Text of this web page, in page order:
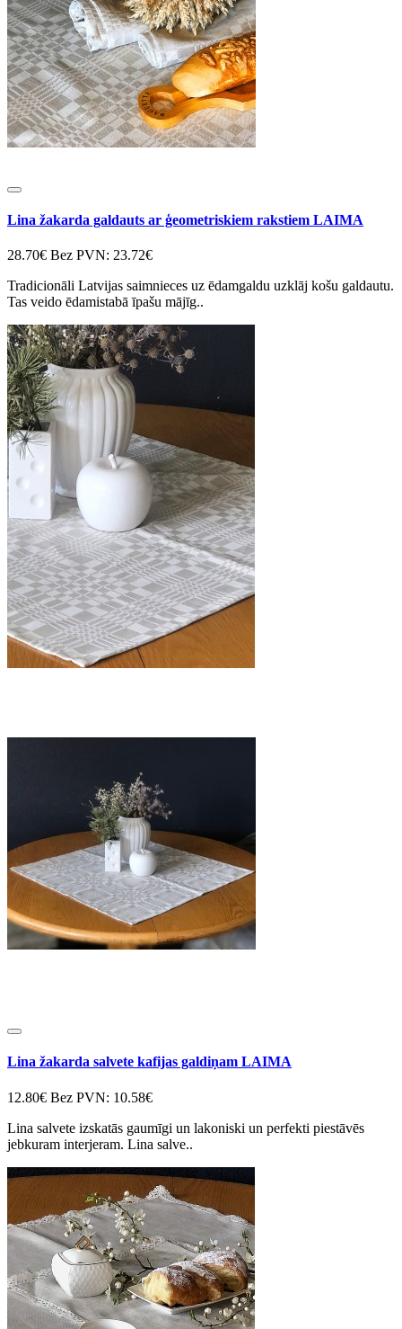
Lina žakarda galdauts ar ģeometriskiem rakstiem LAIMA
28.70€ Bez PVN: 23.72€
Tradicionāli Latvijas saimnieces uz ēdamgaldu uzklāj košu galdautu.
Tas veido ēdamistabā īpašu mājīg..
Lina žakarda salvete kafijas galdiņam LAIMA
12.80€ Bez PVN: 10.58€
Lina salvete izskatās gaumīgi un lakoniski un perfekti piestāvēs
jebkuram interjeram. Lina salve..